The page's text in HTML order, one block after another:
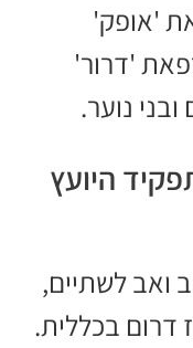
'אופק'
'דרור'
נוער.
היועץ
ואב לשתיים,
דרום בכללית.